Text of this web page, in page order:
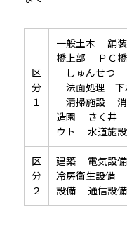
区
分
１
一般土木 舗
橋上部 ＰＣ
しゅんせつ
法面処理 下
清掃施設
造園 さく井
ウト 水道施設
区
分
２
建築 電気設
冷房衛生設備
設備 通信設備